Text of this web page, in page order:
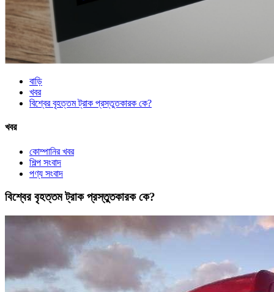
বাড়ি
খবর
বিশ্বের বৃহত্তম ট্রাক প্রস্তুতকারক কে?
খবর
কোম্পানির খবর
শিল্প সংবাদ
পণ্য সংবাদ
বিশ্বের বৃহত্তম ট্রাক প্রস্তুতকারক কে?